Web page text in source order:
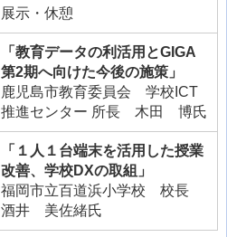
展示・休憩
「教育データの利活用とGIGA
第2期へ向けた今後の施策」
鹿児島市教育委員会 学校ICT
推進センター 所長 木田 博氏
「１人１台端末を活用した授業
改善、学校DXの取組」
福岡市立百道浜小学校 校長
酒井 美佐緒氏